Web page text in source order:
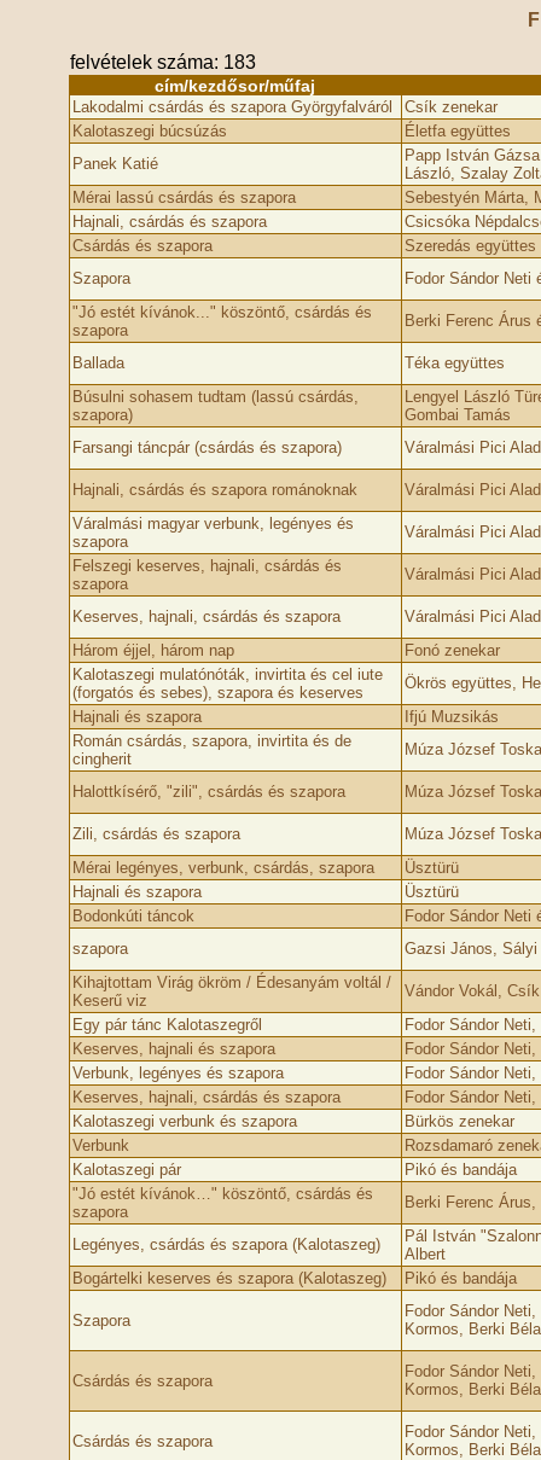
felvételek száma: 183
cím/kezdősor/műfaj
Lakodalmi csárdás és szapora Györgyfalváról
Csík zenekar
Kalotaszegi búcsúzás
Életfa együttes
Panek Katié
Papp István
László, Szalay
Mérai lassú csárdás és szapora
Sebestyén Márta,
Hajnali, csárdás és szapora
Csicsóka
Csárdás és szapora
Szeredás együttes
Szapora
Fodor Sándor Neti
"Jó estét kívánok..." köszöntő, csárdás és
szapora
Berki Ferenc Árus
Ballada
Téka együttes
Búsulni sohasem tudtam (lassú csárdás,
szapora)
Lengyel László
Gombai Tamás
Farsangi táncpár (csárdás és szapora)
Váralmási Pici
Hajnali, csárdás és szapora románoknak
Váralmási Pici
Váralmási magyar verbunk, legényes és
szapora
Váralmási Pici
Felszegi keserves, hajnali, csárdás és
szapora
Váralmási Pici
Keserves, hajnali, csárdás és szapora
Váralmási Pici
Három éjjel, három nap
Fonó zenekar
Kalotaszegi mulatónóták, invirtita és cel iute
(forgatós és sebes), szapora és keserves
Ökrös együttes,
Hajnali és szapora
Ifjú Muzsikás
Román csárdás, szapora, invirtita és de
cingherit
Múza József
Halottkísérő, "zili", csárdás és szapora Múza József
Zili, csárdás és szapora
Múza József
Mérai legényes, verbunk, csárdás, szapora
Üsztürü
Hajnali és szapora
Üsztürü
Bodonkúti táncok
Fodor Sándor Neti
szapora
Gazsi János,
Kihajtottam Virág ökröm / Édesanyám voltál /
Keserű viz
Vándor Vokál,
Egy pár tánc Kalotaszegről
Fodor Sándor
Keserves, hajnali és szapora
Fodor Sándor
Verbunk, legényes és szapora
Fodor Sándor
Keserves, hajnali, csárdás és szapora
Fodor Sándor
Kalotaszegi verbunk és szapora
Bürkös zenekar
Verbunk
Rozsdamaró
Kalotaszegi pár
Pikó és bandája
"Jó estét kívánok…" köszöntő, csárdás és
szapora
Berki Ferenc
Legényes, csárdás és szapora (Kalotaszeg)
Pál István
Albert
Bogártelki keserves és szapora (Kalotaszeg)
Pikó és bandája
Szapora
Fodor Sándor
Kormos, Berki
Csárdás és szapora
Fodor Sándor
Kormos, Berki
Csárdás és szapora
Fodor Sándor
Kormos, Berki